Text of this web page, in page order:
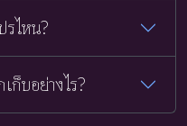
ไหน?
บอย่างไร?